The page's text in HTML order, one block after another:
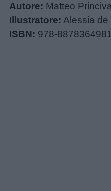
Menu
Autore: Matteo
Illustratore: Alessia de
ISBN: 978-8878364981